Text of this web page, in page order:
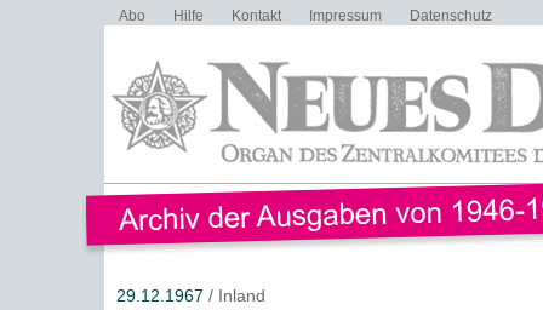
Abo Hilfe Kontakt Impressum Datenschutz
29.12.1967 / Inland